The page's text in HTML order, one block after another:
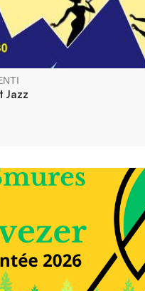
Jazz
balade dans les rues du
travers les anecdotes glanées
village.